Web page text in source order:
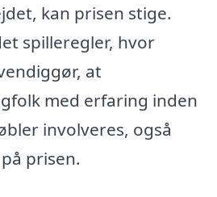
kan prisen stige.
spilleregler, hvor
at
med erfaring inden
involveres, også
prisen.